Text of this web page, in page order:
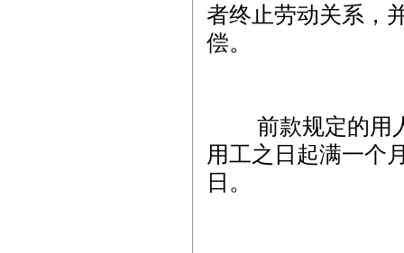
者终止劳动关系，
偿。
前款规定的用人
用工之日起满一个
日。